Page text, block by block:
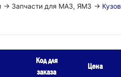
→ Запчасти для МАЗ, ЯМЗ → Кузов
Код для
заказа
Цена